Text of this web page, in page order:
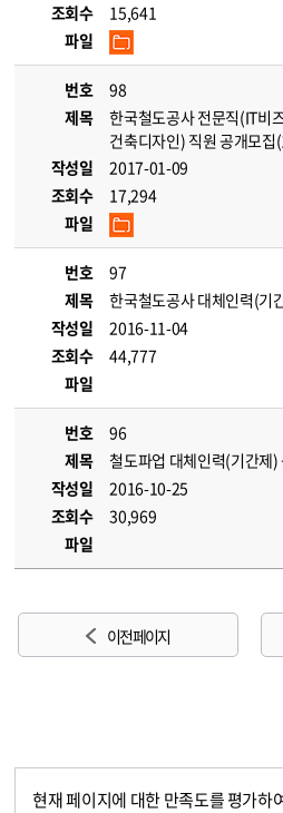
조회수
15,641
파일
번호
98
제목
한국철도공사 전문직(IT비
건축디자인) 직원 공개모
작성일
2017-01-09
조회수
17,294
파일
번호
97
제목
한국철도공사 대체인력(기
작성일
2016-11-04
조회수
44,777
파일
번호
96
제목
철도파업 대체인력(기간제)
작성일
2016-10-25
조회수
30,969
파일
이전 페이지
현재 페이지에 대한 만족도를 평가하